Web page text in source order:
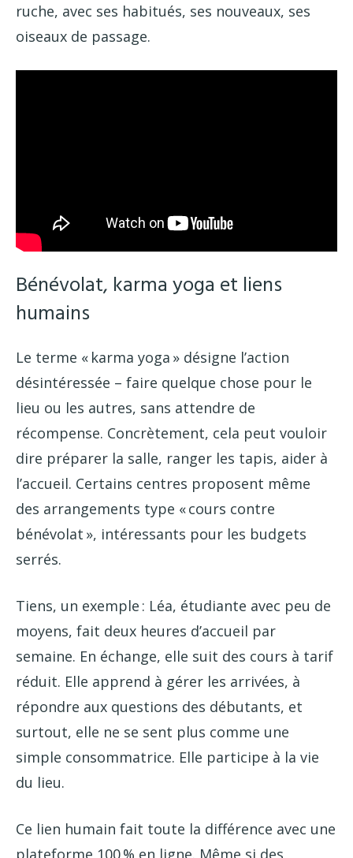
ruche, avec ses habitués, ses nouveaux, ses
oiseaux de passage.
Bénévolat, karma yoga et liens
humains
Le terme « karma yoga » désigne l’action
désintéressée – faire quelque chose pour le
lieu ou les autres, sans attendre de
récompense. Concrètement, cela peut vouloir
dire préparer la salle, ranger les tapis, aider à
l’accueil. Certains centres proposent même
des arrangements type « cours contre
bénévolat », intéressants pour les budgets
serrés.
Tiens, un exemple : Léa, étudiante avec peu de
moyens, fait deux heures d’accueil par
semaine. En échange, elle suit des cours à tarif
réduit. Elle apprend à gérer les arrivées, à
répondre aux questions des débutants, et
surtout, elle ne se sent plus comme une
simple consommatrice. Elle participe à la vie
du lieu.
Ce lien humain fait toute la différence avec une
plateforme 100 % en ligne. Même si des